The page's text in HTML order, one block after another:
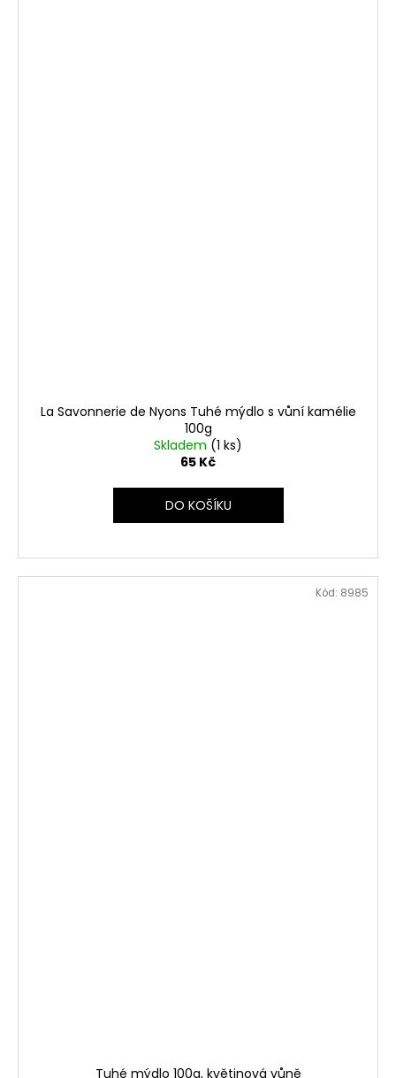
La Savonnerie de Nyons Tuhé mýdlo s vůní kamélie
100g
Skladem (1 ks)
65 Kč
DO KOŠÍKU
Tuhé mýdlo 100g, květinová vůně
Kód: 8985